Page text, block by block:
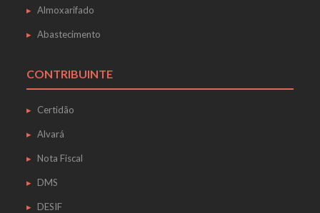
Almoxarifado
Abastecimento
CONTRIBUINTE
Certidão
Alvará
Nota Fiscal
DMS
DESIF